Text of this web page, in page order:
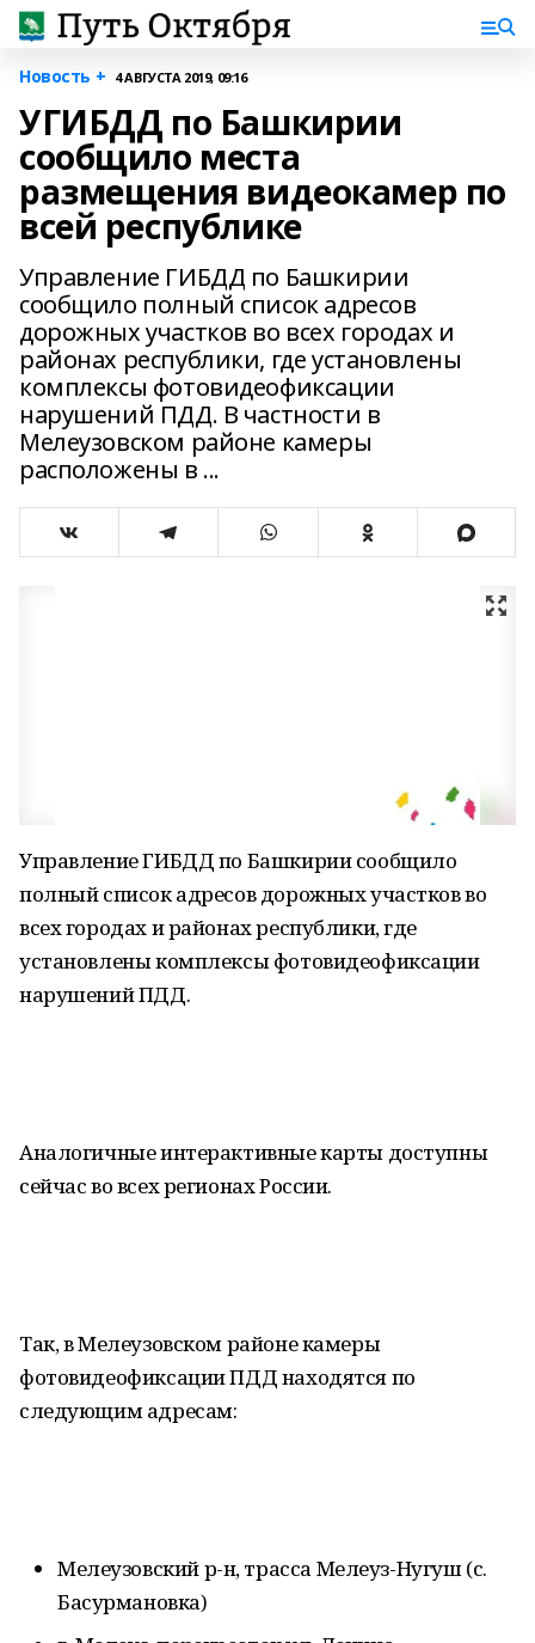
Новость + 4 АВГУСТА 2019, 09:16
УГИБДД по Башкирии
сообщило места
размещения видеокамер по
всей республике
Управление ГИБДД по Башкирии
сообщило полный список адресов
дорожных участков во всех городах и
районах республики, где установлены
комплексы фотовидеофиксации
нарушений ПДД. В частности в
Мелеузовском районе камеры
расположены в ...
Управление ГИБДД по Башкирии сообщило
полный список адресов дорожных участков во
всех городах и районах республики, где
установлены комплексы фотовидеофиксации
нарушений ПДД.
Аналогичные интерактивные карты доступны
сейчас во всех регионах России.
Так, в Мелеузовском районе камеры
фотовидеофиксации ПДД находятся по
следующим адресам:
Мелеузовский р-н, трасса Мелеуз-Нугуш (с.
Басурмановка)